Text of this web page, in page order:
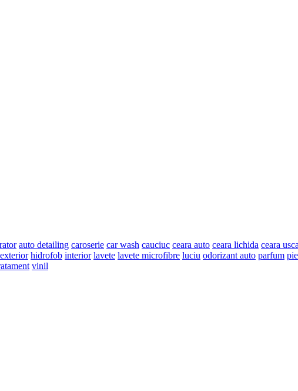
auto detailing caroserie car wash cauciuc ceara auto ceara lichida ceara
exterior hidrofob interior lavete lavete microfibre luciu odorizant auto parfum
vinil